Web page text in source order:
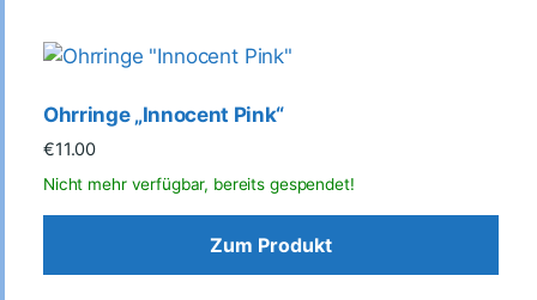
Ohrringe „Innocent Pink“
€11.00
Zum Produkt